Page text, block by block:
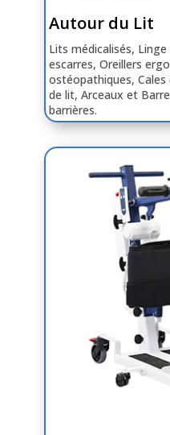
Autour du Lit
Lits médicalisés,
escarres, Oreillers
ostéopathiques,
de lit, Arceaux et
barrières.